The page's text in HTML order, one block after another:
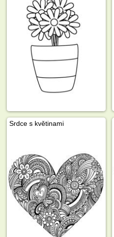
Srdce s květinami